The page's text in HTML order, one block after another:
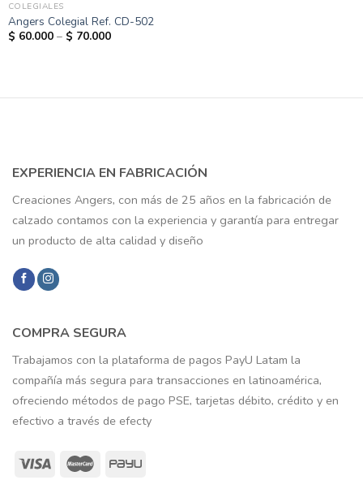
COLEGIALES
Angers Colegial Ref. CD-502
$ 60.000– $ 70.000
EXPERIENCIA EN FABRICACIÓN
Creaciones Angers, con más de 25 años en la fabricación de
calzado contamos con la experiencia y garantía para entregar
un producto de alta calidad y diseño
COMPRA SEGURA
Trabajamos con la plataforma de pagos PayU Latam la
compañía más segura para transacciones en latinoamérica,
ofreciendo métodos de pago PSE, tarjetas débito, crédito y en
efectivo a través de efecty